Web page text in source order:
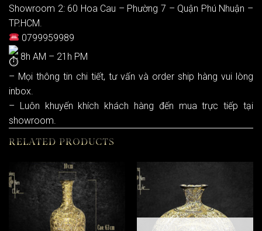
Showroom 2: 60 Hoa Cau – Phường 7 – Quận Phú Nhuận –
TP.HCM.
0799959989
8h AM – 21h PM
– Mọi thông tin chi tiết, tư vấn và order ship hàng vui lòng
inbox.
– Luôn khuyến khích khách hàng đến mua trực tiếp tại
showroom.
RELATED PRODUCTS